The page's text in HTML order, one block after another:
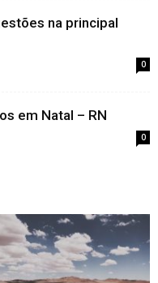
na principal
0
em Natal – RN
0